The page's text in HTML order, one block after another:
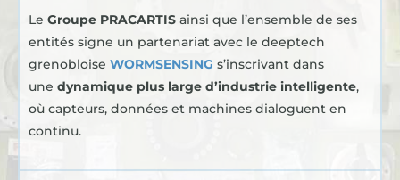
Le Groupe PRACARTIS ainsi que l’ensemble de ses
entités signe un partenariat avec le deeptech
grenobloise WORMSENSING s’inscrivant dans
une dynamique plus large d’industrie intelligente,
où capteurs, données et machines dialoguent en
continu.